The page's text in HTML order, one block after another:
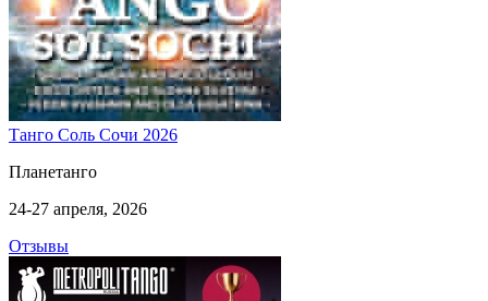
Танго Соль Сочи 2026
Планетанго
24-27 апреля, 2026
Отзывы